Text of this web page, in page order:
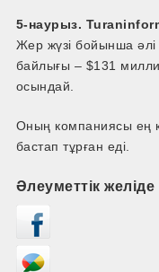
5-наурыз.
Жер жүзі бойынша
байлығы – $131
осындай.
Оның компаниясы ең
бастап тұрған еді.
Әлеуметтік желіде